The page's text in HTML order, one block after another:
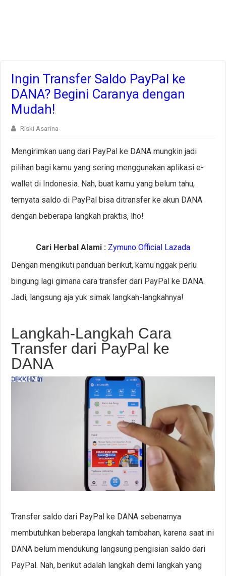
Ingin Transfer Saldo PayPal ke
DANA? Begini Caranya dengan
Mudah!
Riski Asarina
Mengirimkan uang dari PayPal ke DANA mungkin jadi
pilihan bagi kamu yang sering menggunakan aplikasi e-
wallet di Indonesia. Nah, buat kamu yang belum tahu,
ternyata saldo di PayPal bisa ditransfer ke akun DANA
dengan beberapa langkah praktis, lho!
Cari Herbal Alami : Zymuno Official Lazada
Dengan mengikuti panduan berikut, kamu nggak perlu
bingung lagi gimana cara transfer dari PayPal ke DANA.
Jadi, langsung aja yuk simak langkah-langkahnya!
Langkah-Langkah Cara
Transfer dari PayPal ke
DANA
Transfer saldo dari PayPal ke DANA sebenarnya
membutuhkan beberapa langkah tambahan, karena saat ini
DANA belum mendukung langsung pengisian saldo dari
PayPal. Nah, berikut adalah langkah demi langkah yang